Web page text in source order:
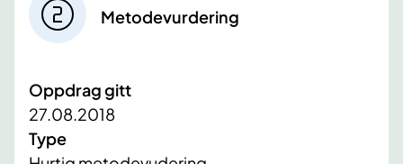
Metodevurdering
Oppdrag gitt
27.08.2018
Type